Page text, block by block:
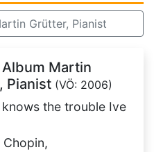
Grütter, Pianist
Martin
Pianist (VÖ: 2006)
the trouble Ive